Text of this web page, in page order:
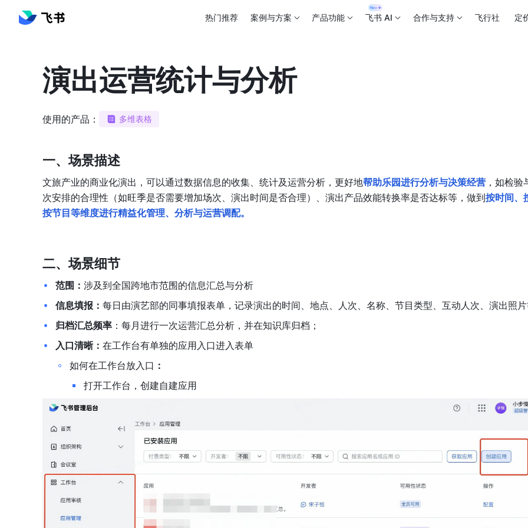
热门推荐 案例与方案 产品功能 飞书 AI 合作与支持 飞行社 定
演出运营统计与分析
使用的产品： 多维表格
一、场景描述
文旅产业的商业化演出，可以通过数据信息的收集、统计及运营分析，更好地帮助乐园进行分析与决策经营 ，如检验
次安排的合理性（如旺季是否需要增加场次、演出时间是否合理）、演出产品效能转换率是否达标等，做到 按时间、
按节目等维度进行精益化管理、分析与运营调配。
二、场景细节
范围： 涉及到全国跨地市范围的信息汇总与分析
信息填报： 每日由演艺部的同事填报表单，记录演出的时间、地点、人次、名称、节目类型、互动人次、演出照
归档汇总频率 ：每月进行一次运营汇总分析，并在知识库归档；
入口清晰： 在工作台有单独的应用入口进入表单
如何在工作台放入口 ：
打开工作台，创建自建应用